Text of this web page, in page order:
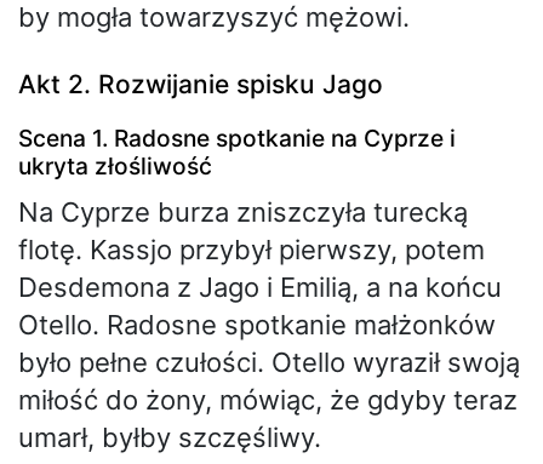
by mogła towarzyszyć mężowi.
Akt 2. Rozwijanie spisku Jago
Scena 1. Radosne spotkanie na Cyprze i
ukryta złośliwość
Na Cyprze burza zniszczyła turecką
flotę. Kassjo przybył pierwszy, potem
Desdemona z Jago i Emilią, a na końcu
Otello. Radosne spotkanie małżonków
było pełne czułości. Otello wyraził swoją
miłość do żony, mówiąc, że gdyby teraz
umarł, byłby szczęśliwy.